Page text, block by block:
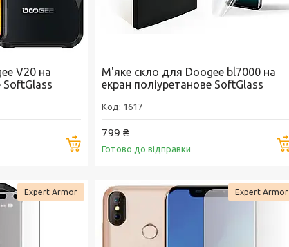
V20 на
SoftGlass
Купити
М'яке скло для Doogee bl7000 на
екран поліуретанове SoftGlass
1617
799 ₴
Готово до відправки
Expert Armor Expert Armor